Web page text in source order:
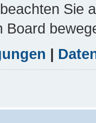
Sie
Board
|